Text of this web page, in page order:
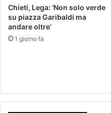
Chieti, Lega: ‘Non solo verde
su piazza Garibaldi ma
andare oltre’
1 giorno fa